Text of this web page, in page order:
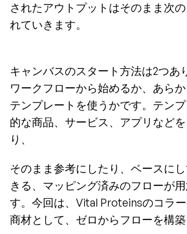
されたアウトプットはそのまま次
れていきます。
キャンバスのスタート方法は2つあ
ワークフローから始めるか、あら
テンプレートを使うかです。テン
的な商品、サービス、アプリなど
り、
そのまま参考にしたり、ベースに
きる、マッピング済みのフローが
す。今回は、Vital Proteinsのコラ
商材として、ゼロからフローを構築